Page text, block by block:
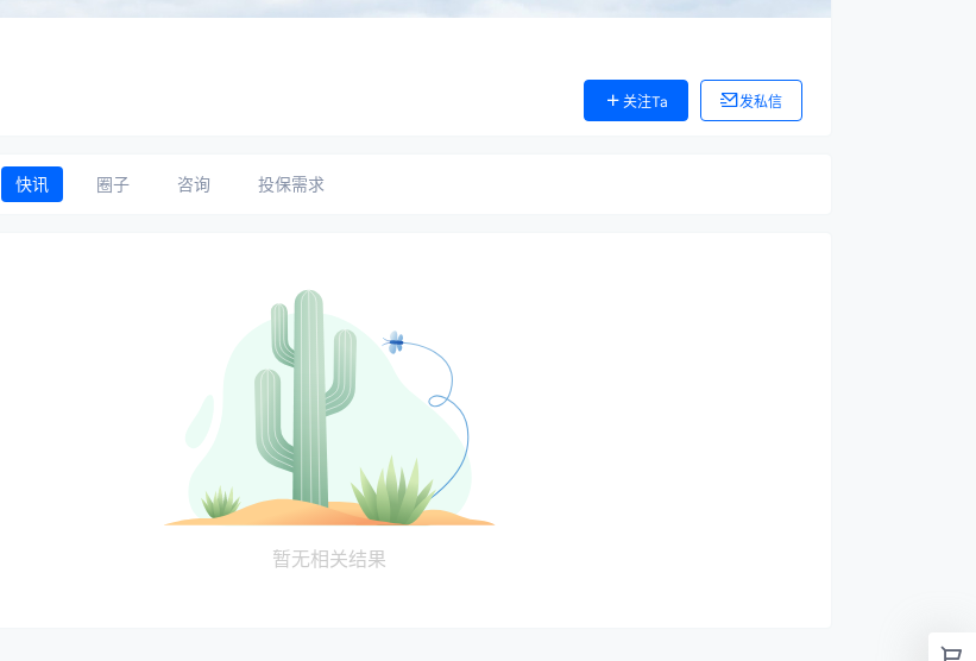
关注Ta 发私信
快讯 圈子 咨询 投保需求
暂无相关结果